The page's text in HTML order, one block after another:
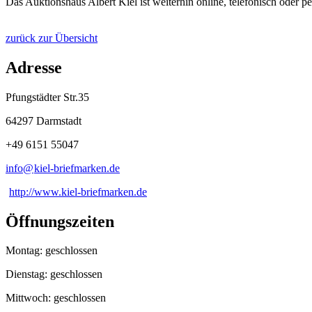
zurück zur Übersicht
Adresse
Pfungstädter Str.35
64297 Darmstadt
+49 6151 55047
info@kiel-briefmarken.de
http://www.kiel-briefmarken.de
Öffnungszeiten
Montag: geschlossen
Dienstag: geschlossen
Mittwoch: geschlossen